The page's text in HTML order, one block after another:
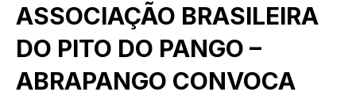
ASSOCIAÇÃO BRASILEIRA
DO PITO DO PANGO –
ABRAPANGO CONVOCA